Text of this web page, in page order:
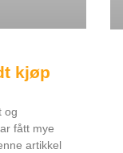
kjøp
og
fått mye
artikkel